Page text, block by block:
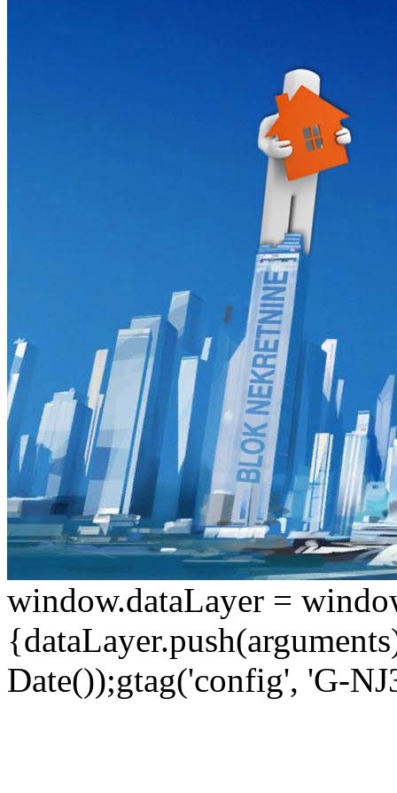
window.dataLayer =
Date());gtag('config', 'G-